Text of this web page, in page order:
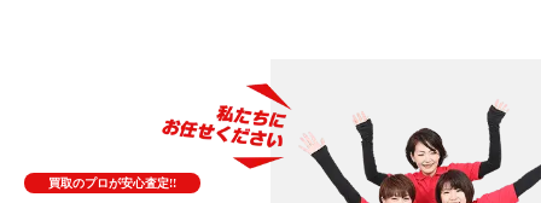
買取のプロが安心査定!!